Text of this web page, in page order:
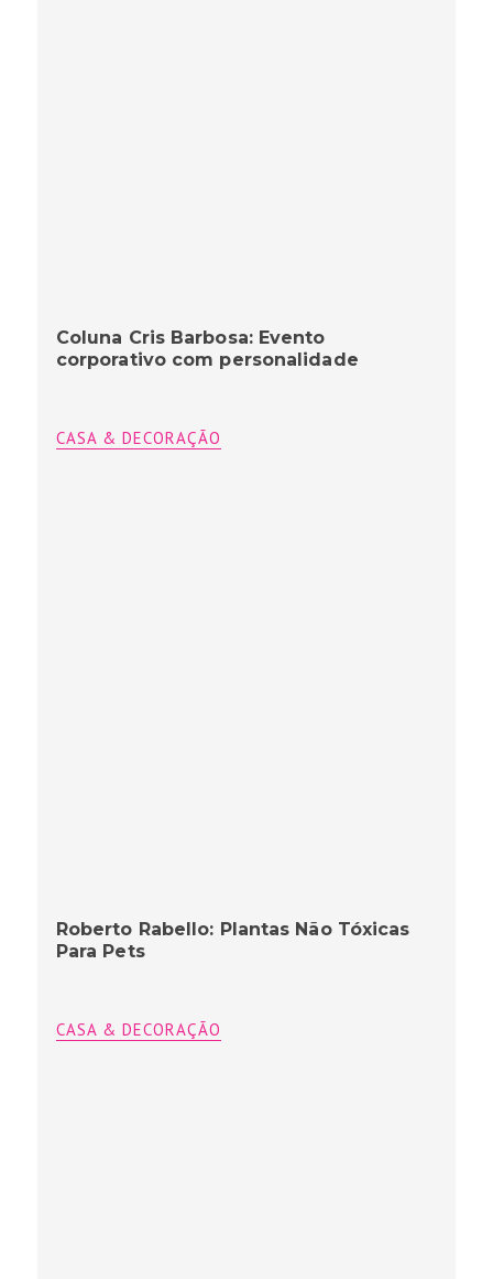
Coluna Cris Barbosa: Evento
corporativo com personalidade
CASA & DECORAÇÃO
Roberto Rabello: Plantas Não Tóxicas
Para Pets
CASA & DECORAÇÃO